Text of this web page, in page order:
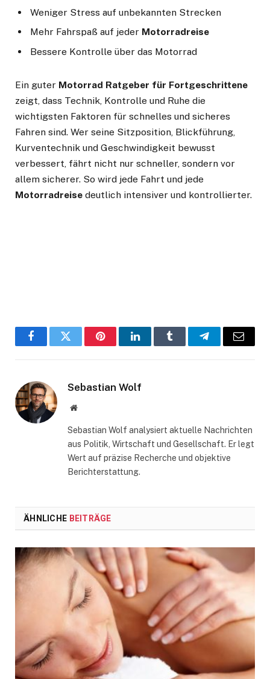
Weniger Stress auf unbekannten Strecken
Mehr Fahrspaß auf jeder Motorradreise
Bessere Kontrolle über das Motorrad
Ein guter Motorrad Ratgeber für Fortgeschrittene
zeigt, dass Technik, Kontrolle und Ruhe die
wichtigsten Faktoren für schnelles und sicheres
Fahren sind. Wer seine Sitzposition, Blickführung,
Kurventechnik und Geschwindigkeit bewusst
verbessert, fährt nicht nur schneller, sondern vor
allem sicherer. So wird jede Fahrt und jede
Motorradreise deutlich intensiver und kontrollierter.
FacebookTwitter PinterestLinkedInTumblr TelegramEmail
Sebastian Wolf
Website
Sebastian Wolf analysiert aktuelle Nachrichten
aus Politik, Wirtschaft und Gesellschaft. Er legt
Wert auf präzise Recherche und objektive
Berichterstattung.
ÄHNLICHE BEITRÄGE